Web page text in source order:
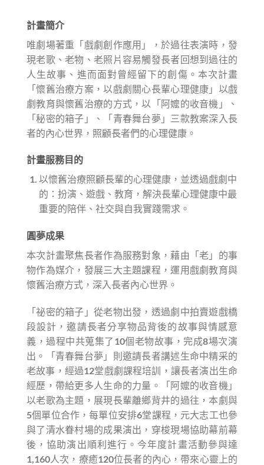
計畫簡介
唯劇場著重「戲劇創作應用」，於過往表演時，發
現老歌、老物、老照片容易觸發長者回想到過往的
人生故事、進而面對曾經留下的創傷。本次計畫
「懷舊治療方案，以戲劇關心長輩心理健康」以戲
劇教育與懷舊治療的方式，以「阿嬤的收音機」、
「秘密的箱子」、「青春舞台夢」三款教案深入長
者的內心世界，照顧長者們的心理健康。
計畫服務目的
以懷舊治療照顧長輩的心理健康，並透過戲劇中
的：扮演、遊戲、教育，解決長輩心理健康中最
重要的陪伴、社交與自我實踐需求。
圓夢成果
本次計畫聚焦長者作為服務對象，藉由「老」的事
物作為媒介，發展三大主題課程，運用戲劇教育與
懷舊治療方式，深入長者內心世界。
「祕密的箱子」從老物出發，透過劇中拍賣遊戲橋
段設計，邀請長者分享物品背後的故事與情感意
義，過程中共蒐集了10個老物故事，完成8場次演
出。「青春舞台夢」則邀請長者講述生命中精采的
老故事，經過12堂戲劇課程培訓，讓長者演出生命
經歷，帶給更多人生命的力量。「阿嬤的收音機」
以老歌為主題，展現長輩離鄉背井的過往，本劇與
5個單位合作，每單位安排6堂課程，元大志工也參
與了清水眷村場的成果演出，穿梭現場協助幕前幕
後，協助演出順利進行。今年度計畫活動參與達
1,160人次，療癒120位長者的內心，帶來心靈上的